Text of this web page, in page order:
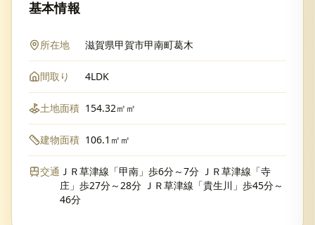
基本情報
所在地 滋賀県甲賀市甲南町葛木
間取り 4LDK
土地面積 154.32㎡㎡
建物面積 106.1㎡㎡
交通 ＪＲ草津線「甲南」歩6分～7分 ＪＲ草津線「寺
庄」歩27分～28分 ＪＲ草津線「貴生川」歩45分～
46分